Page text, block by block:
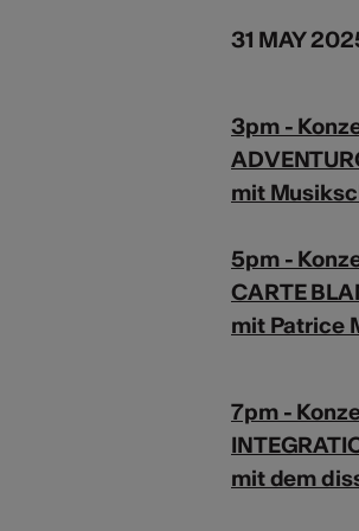
31 MAY
3pm -
mit
5pm -
CARTE
mit Patrice
7pm -
mit dem